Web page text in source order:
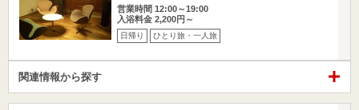
営業時間 12:00～19:00
入浴料金 2,200円～
日帰り ひとり旅・一人旅
関連情報から探す